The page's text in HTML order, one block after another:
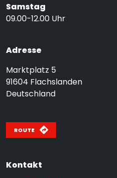
Samstag
09.00-12.00 Uhr
Adresse
Marktplatz 5
91604 Flachslanden
Deutschland
ROUTE
Kontakt